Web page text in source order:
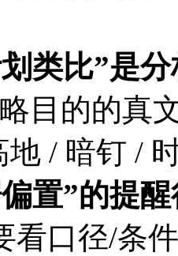
类比”是
目的的真
地 / 暗钉 /
置”的提
看口径/条